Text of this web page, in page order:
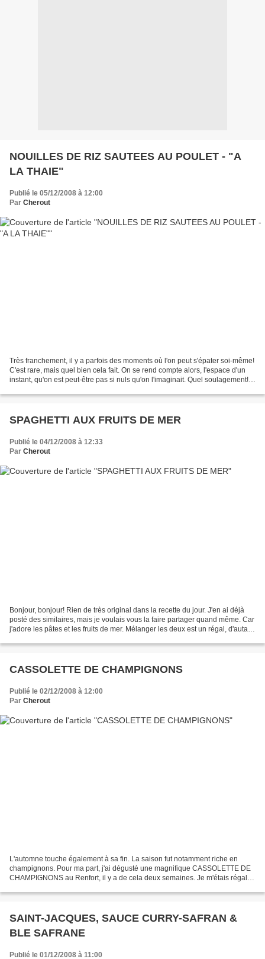
NOUILLES DE RIZ SAUTEES AU POULET - "A
LA THAIE"
Publié le 05/12/2008 à 12:00
Par Cherout
Très franchement, il y a parfois des moments où l'on peut s'épater soi-même!
C'est rare, mais quel bien cela fait. On se rend compte alors, l'espace d'un
instant, qu'on est peut-être pas si nuls qu'on l'imaginait. Quel soulagement!
SPAGHETTI AUX FRUITS DE MER
Publié le 04/12/2008 à 12:33
Par Cherout
Bonjour, bonjour! Rien de très original dans la recette du jour. J'en ai déjà
posté des similaires, mais je voulais vous la faire partager quand même. Car
j'adore les pâtes et les fruits de mer. Mélanger les deux est un régal, d'autant
CASSOLETTE DE CHAMPIGNONS
Publié le 02/12/2008 à 12:00
Par Cherout
L'automne touche également à sa fin. La saison fut notamment riche en
champignons. Pour ma part, j'ai dégusté une magnifique CASSOLETTE DE
CHAMPIGNONS au Renfort, il y a de cela deux semaines. Je m'étais régalé,
SAINT-JACQUES, SAUCE CURRY-SAFRAN &
BLE SAFRANE
Publié le 01/12/2008 à 11:00